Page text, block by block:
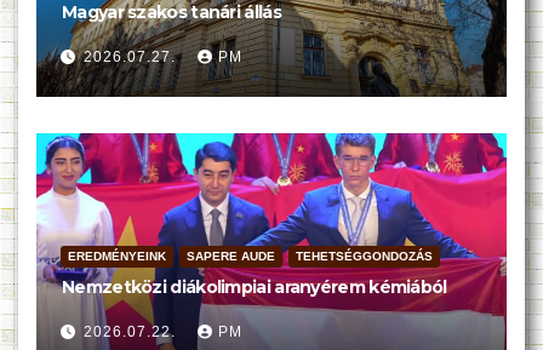
Magyar szakos tanári állás
2026.07.27. PM
EREDMÉNYEINK SAPERE AUDE TEHETSÉGGONDOZÁS
Nemzetközi diákolimpiai aranyérem kémiából
2026.07.22. PM